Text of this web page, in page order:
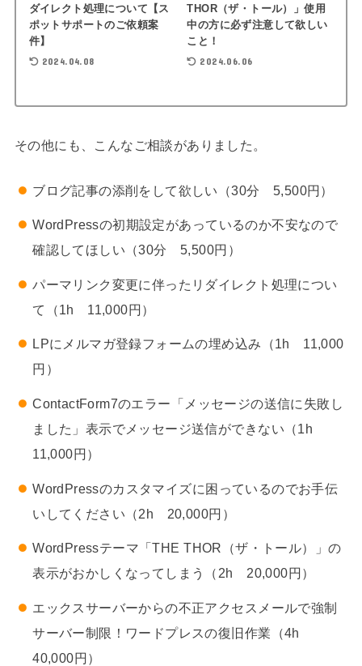
ダイレクト処理について【ス
ポットサポートのご依頼案
件】
2024.04.08
THOR（ザ・トール）」使用
中の方に必ず注意して欲しい
こと！
2024.06.06
その他にも、こんなご相談がありました。
ブログ記事の添削をして欲しい（30分 5,500円）
WordPressの初期設定があっているのか不安なので
確認してほしい（30分 5,500円）
パーマリンク変更に伴ったリダイレクト処理につい
て（1h 11,000円）
LPにメルマガ登録フォームの埋め込み（1h 11,000
円）
ContactForm7のエラー「メッセージの送信に失敗し
ました」表示でメッセージ送信ができない（1h
11,000円）
WordPressのカスタマイズに困っているのでお手伝
いしてください（2h 20,000円）
WordPressテーマ「THE THOR（ザ・トール）」の
表示がおかしくなってしまう（2h 20,000円）
エックスサーバーからの不正アクセスメールで強制
サーバー制限！ワードプレスの復旧作業（4h
40,000円）